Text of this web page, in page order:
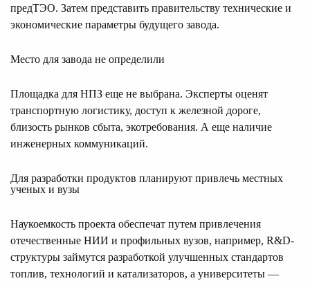
предТЭО. Затем представить правительству технические и
экономические параметры будущего завода.
Место для завода не определили
Площадка для НПЗ еще не выбрана. Эксперты оценят
транспортную логистику, доступ к железной дороге,
близость рынков сбыта, экотребования. А еще наличие
инженерных коммуникаций.
Для разработки продуктов планируют привлечь местных
ученых и вузы
Наукоемкость проекта обеспечат путем привлечения
отечественные НИИ и профильных вузов, например, R&D-
структуры займутся разработкой улучшенных стандартов
топлив, технологий и катализаторов, а университеты —